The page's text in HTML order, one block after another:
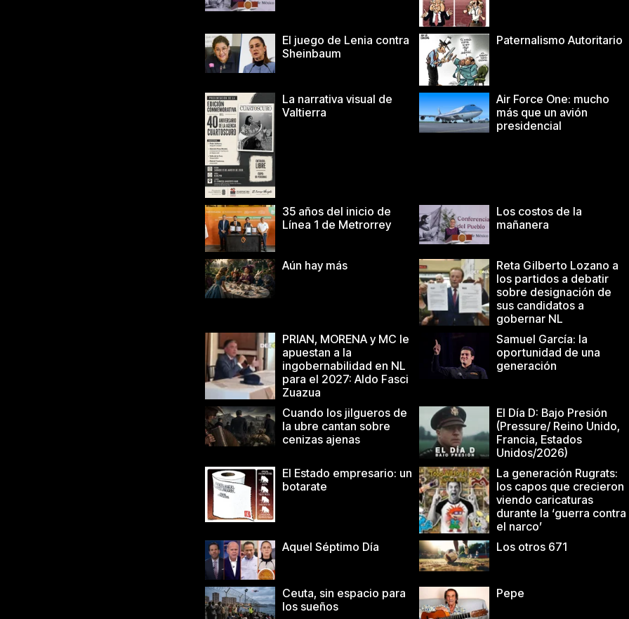
El juego de Lenia contra
Sheinbaum
Paternalismo Autoritario
La narrativa visual de
Valtierra
Air Force One: mucho
más que un avión
presidencial
35 años del inicio de
Línea 1 de Metrorrey
Los costos de la
mañanera
Aún hay más
Reta Gilberto Lozano a
los partidos a debatir
sobre designación de
sus candidatos a
gobernar NL
PRIAN, MORENA y MC le
apuestan a la
ingobernabilidad en NL
para el 2027: Aldo Fasci
Zuazua
Samuel García: la
oportunidad de una
generación
Cuando los jilgueros de
la ubre cantan sobre
cenizas ajenas
El Día D: Bajo Presión
(Pressure/ Reino Unido,
Francia, Estados
Unidos/2026)
El Estado empresario: un
botarate
La generación Rugrats:
los capos que crecieron
viendo caricaturas
durante la ‘guerra contra
el narco’
Aquel Séptimo Día
Los otros 671
Ceuta, sin espacio para
los sueños
Pepe